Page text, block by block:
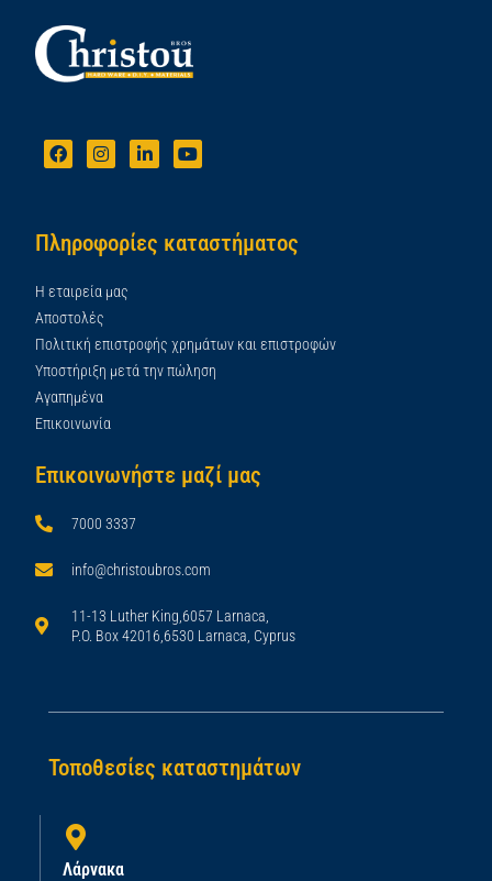
Πληροφορίες καταστήματος
Η εταιρεία μας
Αποστολές
Πολιτική επιστροφής χρημάτων και επιστροφών
Υποστήριξη μετά την πώληση
Αγαπημένα
Επικοινωνία
Επικοινωνήστε μαζί μας
7000 3337
info@christoubros.com
11-13 Luther King,6057 Larnaca,
P.O. Box 42016,6530 Larnaca, Cyprus
Τοποθεσίες καταστημάτων
Λάρνακα